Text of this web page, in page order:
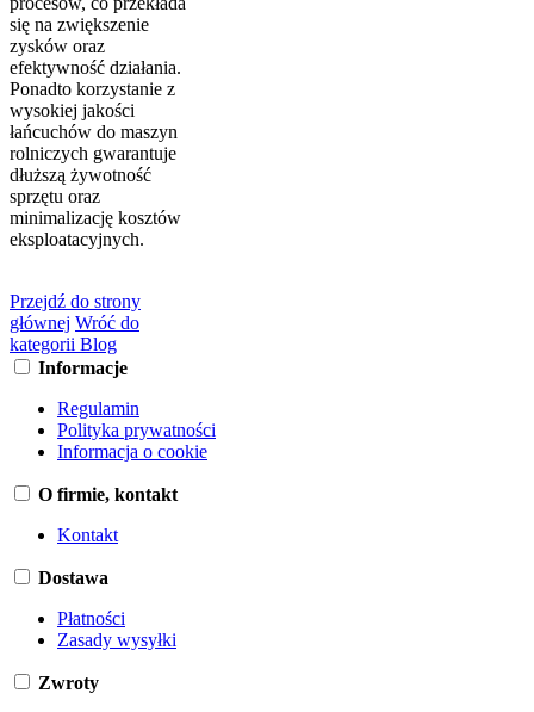
się na zwiększenie
zysków oraz
efektywność działania.
Ponadto korzystanie z
wysokiej jakości
łańcuchów do maszyn
rolniczych gwarantuje
dłuższą żywotność
sprzętu oraz
minimalizację kosztów
eksploatacyjnych.
Przejdź do strony
głównej Wróć do
kategorii Blog
Informacje
Regulamin
Polityka prywatności
Informacja o cookie
O firmie, kontakt
Kontakt
Dostawa
Płatności
Zasady wysyłki
Zwroty